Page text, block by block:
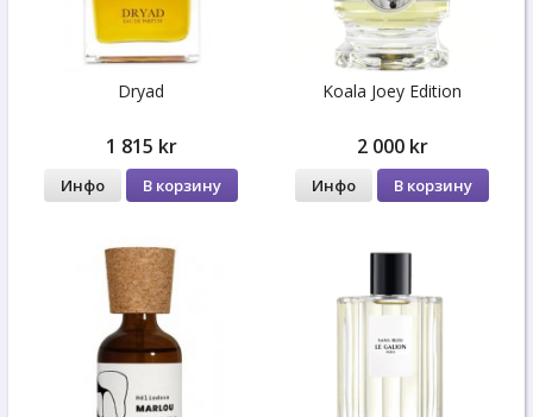
Dryad
1 815 kr
Инфо В корзину
Koala Joey Edition
2 000 kr
Инфо В корзину